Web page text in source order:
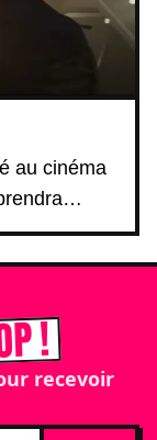
au cinéma
!
recevoir